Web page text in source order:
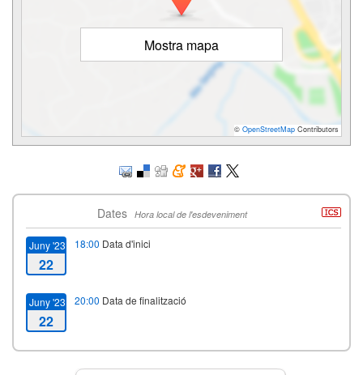
Mostra mapa
© OpenStreetMap Contributors
Dates Hora local de l'esdeveniment
Juny '23
22
18:00 Data d'inici
Juny '23
22
20:00 Data de finalització